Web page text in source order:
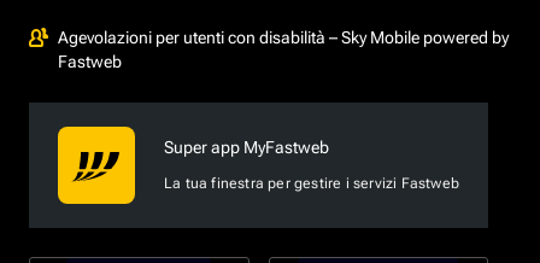
Agevolazioni per utenti con disabilità – Sky Mobile powered by
Fastweb
Super app MyFastweb
La tua finestra per gestire i servizi Fastweb